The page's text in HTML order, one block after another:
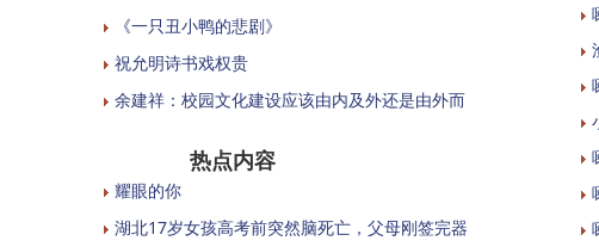
《一只丑小鸭的悲剧》
祝允明诗书戏权贵
余建祥：校园文化建设应该由内及外还是由外而
热点内容
耀眼的你
湖北17岁女孩高考前突然脑死亡，父母刚签完器